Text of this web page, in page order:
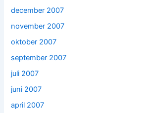
december 2007
november 2007
oktober 2007
september 2007
juli 2007
juni 2007
april 2007